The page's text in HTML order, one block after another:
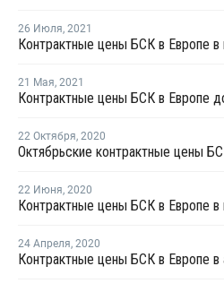
26 Июля, 2021
Контрактные цены БСК в Европе
21 Мая, 2021
22 Октября, 2020
Октябрьские контрактные цены
22 Июня, 2020
24 Апреля, 2020